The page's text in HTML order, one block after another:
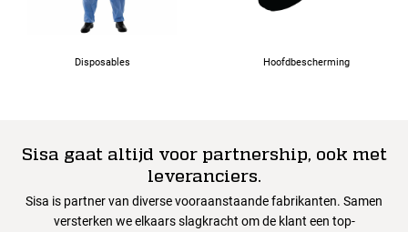
Disposables Hoofdbescherming
Sisa gaat altijd voor partnership, ook met
leveranciers.
Sisa is partner van diverse vooraanstaande fabrikanten. Samen
versterken we elkaars slagkracht om de klant een top-